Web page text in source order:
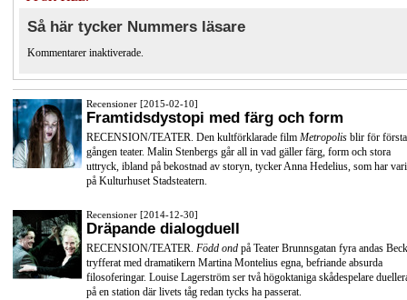
Så här tycker Nummers läsare
Kommentarer inaktiverade.
Recensioner [2015-02-10]
Framtidsdystopi med färg och form
RECENSION/TEATER. Den kultförklarade film Metropolis blir för första
gången teater. Malin Stenbergs går all in vad gäller färg, form och stora
uttryck, ibland på bekostnad av storyn, tycker Anna Hedelius, som har
på Kulturhuset Stadsteatern.
Recensioner [2014-12-30]
Dräpande dialogduell
RECENSION/TEATER. Född ond på Teater Brunnsgatan fyra andas
tryfferat med dramatikern Martina Montelius egna, befriande absurda
filosoferingar. Louise Lagerström ser två högoktaniga skådespelare
på en station där livets tåg redan tycks ha passerat.